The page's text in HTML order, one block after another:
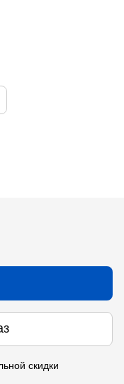
скидки